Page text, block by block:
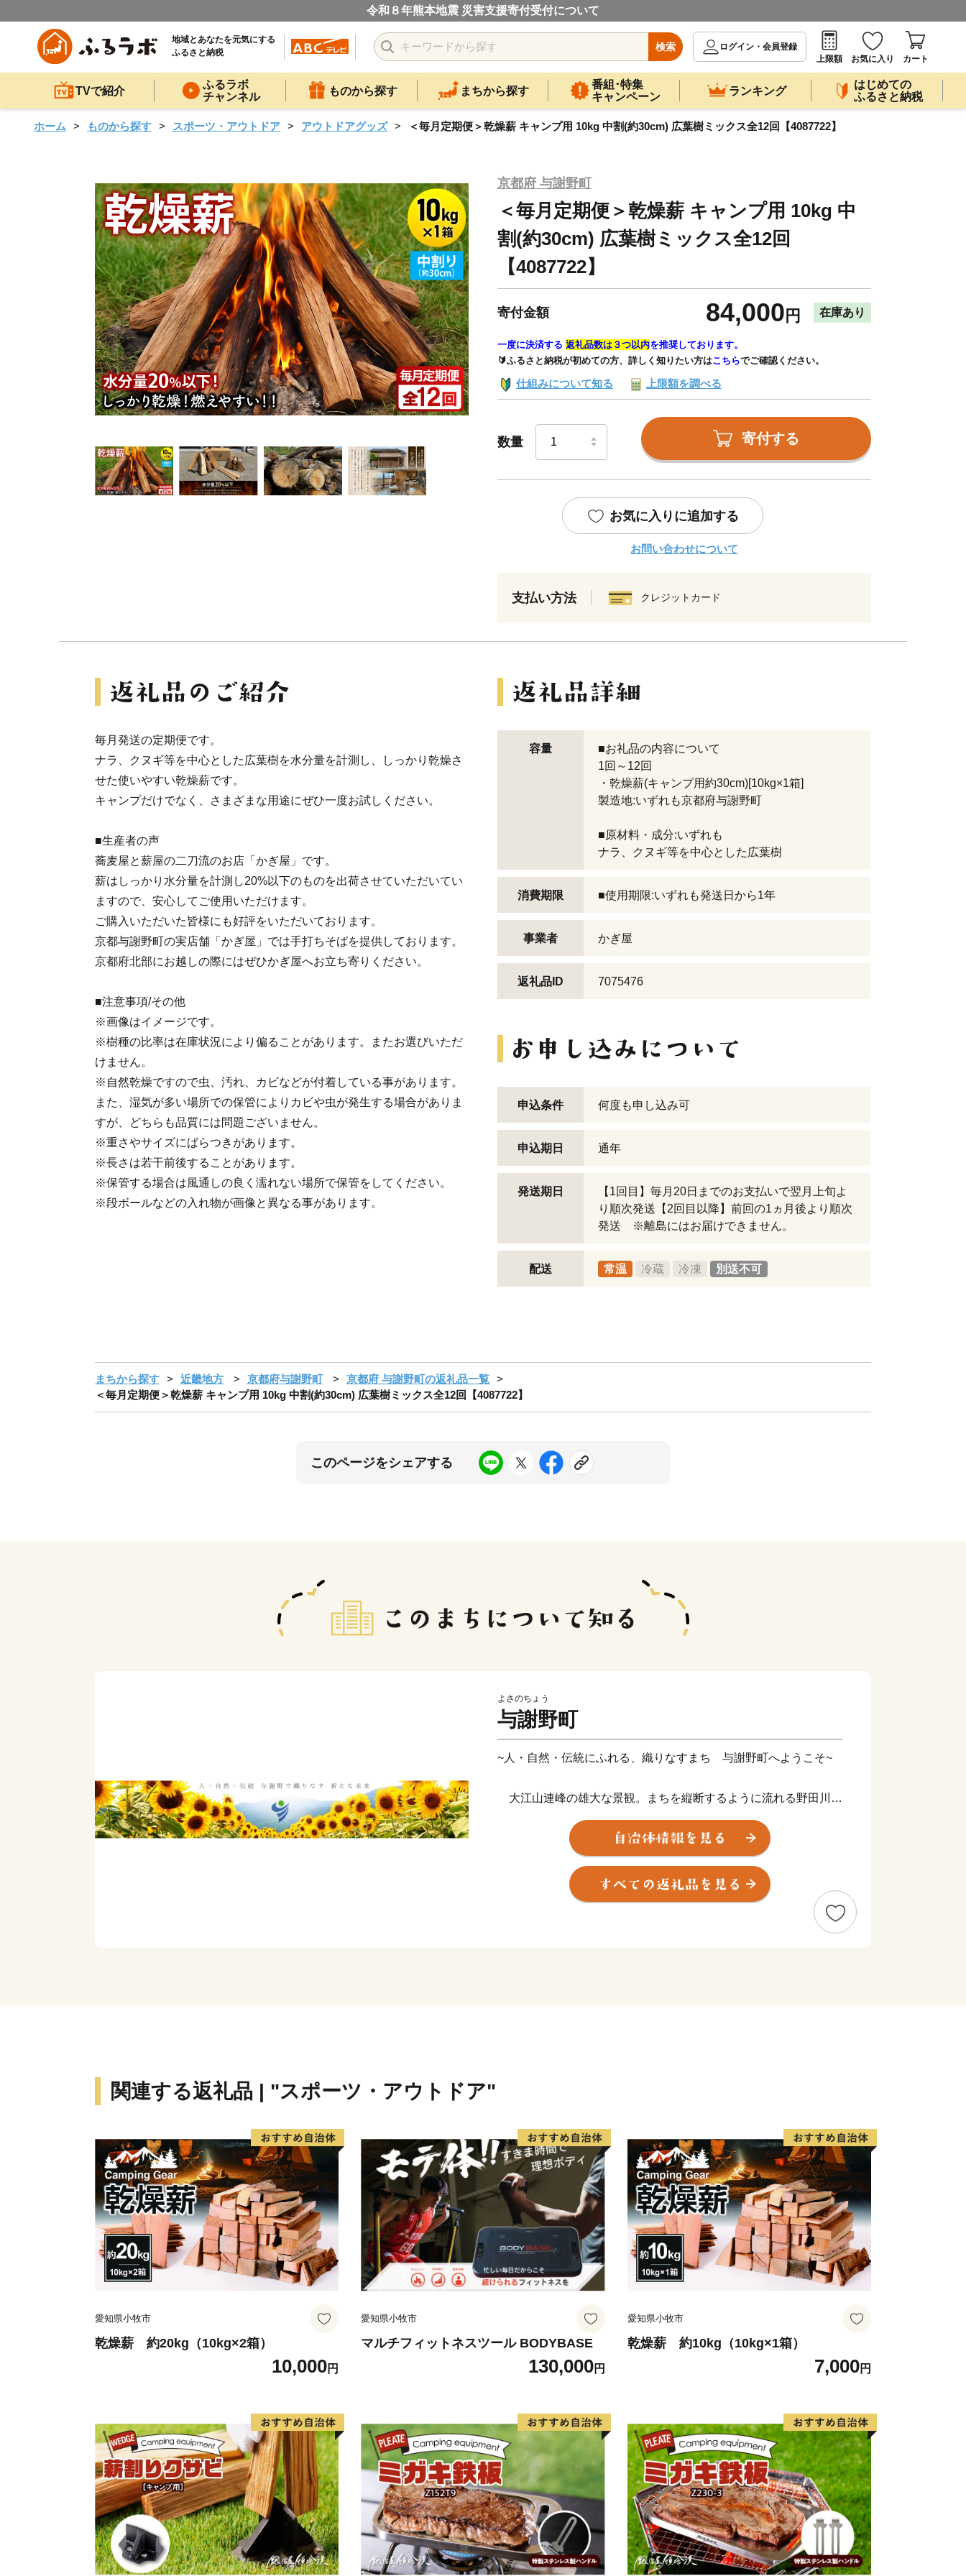
令和８年熊本地震 災害支援寄付受付について
地域とあなたを元気にする
ふるさと納税
検索
ログイン・会員登録
上限額
お気に入り カート
TVで紹介
ふるラボ
チャンネル
ものから探す まちから探す
番組･特集
キャンペーン
ランキング
はじめての
ふるさと納税
ホーム ものから探す スポーツ・アウトドア アウトドアグッズ ＜毎月定期便＞乾燥薪 キャンプ用 10kg 中割(約30cm) 広葉樹ミックス全12回【4087722】
京都府 与謝野町
＜毎月定期便＞乾燥薪 キャンプ用 10kg 中
割(約30cm) 広葉樹ミックス全12回
【4087722】
寄付金額 84,000 円 在庫あり
一度に決済する 返礼品数は３つ以内を推奨しております。
🔰ふるさと納税が初めての方、詳しく知りたい方はこちらでご確認ください。
仕組みについて知る 上限額を調べる
数量 寄付する
お気に入りに追加する
お問い合わせについて
支払い方法 クレジットカード
毎月発送の定期便です。
ナラ、クヌギ等を中心とした広葉樹を水分量を計測し、しっかり乾燥さ
せた使いやすい乾燥薪です。
キャンプだけでなく、さまざまな用途にぜひ一度お試しください。
■生産者の声
蕎麦屋と薪屋の二刀流のお店「かぎ屋」です。
薪はしっかり水分量を計測し20%以下のものを出荷させていただいてい
ますので、安心してご使用いただけます。
ご購入いただいた皆様にも好評をいただいております。
京都与謝野町の実店舗「かぎ屋」では手打ちそばを提供しております。
京都府北部にお越しの際にはぜひかぎ屋へお立ち寄りください。
■注意事項/その他
※画像はイメージです。
※樹種の比率は在庫状況により偏ることがあります。またお選びいただ
けません。
※自然乾燥ですので虫、汚れ、カビなどが付着している事があります。
また、湿気が多い場所での保管によりカビや虫が発生する場合がありま
すが、どちらも品質には問題ございません。
※重さやサイズにばらつきがあります。
※長さは若干前後することがあります。
※保管する場合は風通しの良く濡れない場所で保管をしてください。
※段ボールなどの入れ物が画像と異なる事があります。
容量
■お礼品の内容について
1回～12回
・乾燥薪(キャンプ用約30cm)[10kg×1箱]
製造地:いずれも京都府与謝野町
■原材料・成分:いずれも
ナラ、クヌギ等を中心とした広葉樹
消費期限 ■使用期限:いずれも発送日から1年
事業者 かぎ屋
返礼品ID 7075476
申込条件 何度も申し込み可
申込期日 通年
発送期日
【1回目】毎月20日までのお支払いで翌月上旬よ
り順次発送【2回目以降】前回の1ヵ月後より順次
発送 ※離島にはお届けできません。
配送 常温 冷蔵 冷凍 別送不可
まちから探す 近畿地方 京都府与謝野町
京都府 与謝野町の返礼品一覧
＜毎月定期便＞乾燥薪 キャンプ用 10kg 中割(約30cm) 広葉樹ミックス全12回【4087722】
このページをシェアする
よさのちょう
与謝野町
~人・自然・伝統にふれる、織りなすまち 与謝野町へようこそ~
大江山連峰の雄大な景観。まちを縦断するように流れる野田川。
そして、日本三景「天橋立」を望む阿蘇海。与謝野町は、水と緑と
空の自然に恵まれた美しい町です。
平成18年３月１日に加悦町・岩滝町・野田川町が合併し生まれ
た与謝野町は、総面積108.38km2に、約２万２千人が暮らしてお
り、南北約20km の間に街並みや集落が連なります。日本海に面し
てきた名産「丹後ちりめん」、農業分野における独自モデル「自然
循環農業」による産品などは、与謝野町の誇りの結晶です。これら
高品質で安心・安全な価値をお届けすることで、遠くにいても与謝
野町の「いま」を感じ、ふるさと与謝野を感じていただければと思
っています。
与謝野町では、平成30年度より９年間のまちづくりを行う総合
的計画の指針として、まちの未来像を「人・自然・伝統 与謝野で
住民と行政の協働によるまちづくりを基本理念に、自分でできる
ことは自分でする「自助」、地域でできることは地域でする「共
助」、企業・事業所の地域貢献である「商助」、そして行政が行う
あなたの想いを与謝野町の未来へとつなぎます。
■ 与謝野町ふるさと納税特典（返礼品）について
―――――――――――――――――――――――――
※長期不在等による特典未受領の場合、特典を再度送付することは
できません。確実にお受け取りいただくようお願いします。
※与謝野町にお住まいの方からのご寄附の場合は、特典を送付する
関連する返礼品 | "スポーツ・アウトドア"
愛知県小牧市
乾燥薪 約20kg（10kg×2箱）
10,000円
愛知県小牧市
マルチフィットネスツール BODYBASE
130,000円
愛知県小牧市
乾燥薪 約10kg（10kg×1箱）
7,000円